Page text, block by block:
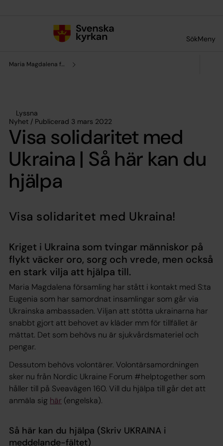
SökMeny
Maria Magdalena församling
Lyssna
Nyhet / Publicerad 3 mars 2022
Visa solidaritet med
Ukraina | Så här kan du
hjälpa
Visa solidaritet med Ukraina!
Kriget i Ukraina som tvingar människor på
flykt väcker oro, sorg och vrede, men också
en stark vilja att hjälpa till.
Maria Magdalena församling har stått i kontakt med S:ta
Eugenia som har samordnat insamlingar som går via
Ukrainska ambassaden. Viljan att stötta ukrainarna har
snabbt gjort att behovet av kläder mm för tillfället är
mättat. Det som behövs nu är sjukvårdsmateriel och
pengar.
Dessutom behövs volontärer. Volontärsamordningen
sker nu från Nordic Ukraine Forum #helptogether som
håller till på Sveavägen 160. Vill du hjälpa till går det att
anmäla sig här (engelska).
Så här kan du hjälpa (Skriv UKRAINA i
meddelande-fältet)